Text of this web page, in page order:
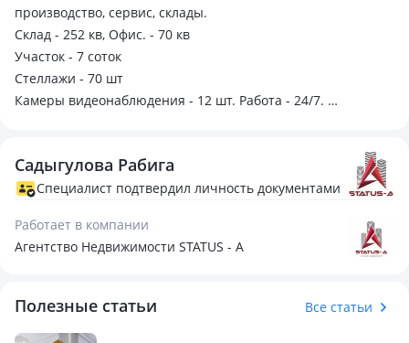
производство, сервис, склады.
Склад - 252 кв, Офис. - 70 кв
Участок - 7 соток
Стеллажи - 70 шт
Камеры видеонаблюдения - 12 шт. Работа - 24/7.
денег на запуск. Подходит как для собственного бизнеса,
так и для сдачи в аренду (учитывая на высокий спрос на
тракта.
Садыгулова Рабига
Специалист подтвердил личность документами
Работает в компании
Агентство Недвижимости STATUS - A
Полезные статьи Все статьи